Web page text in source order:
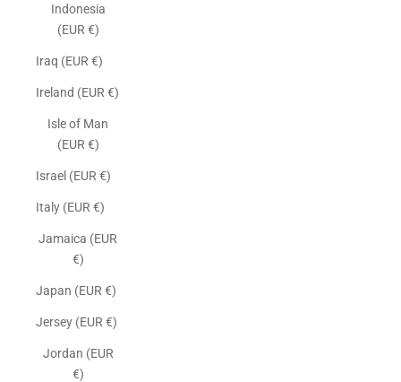
Indonesia
(EUR €)
Iraq (EUR €)
Ireland (EUR €)
Isle of Man
(EUR €)
Israel (EUR €)
Italy (EUR €)
Jamaica (EUR
€)
Japan (EUR €)
Jersey (EUR €)
Jordan (EUR
€)